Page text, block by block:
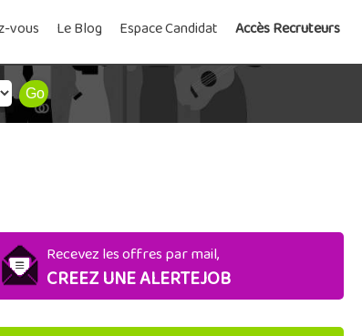
vous Le Blog Espace Candidat Accès Recruteurs
Recevez les offres par mail,
CREEZ UNE ALERTEJOB